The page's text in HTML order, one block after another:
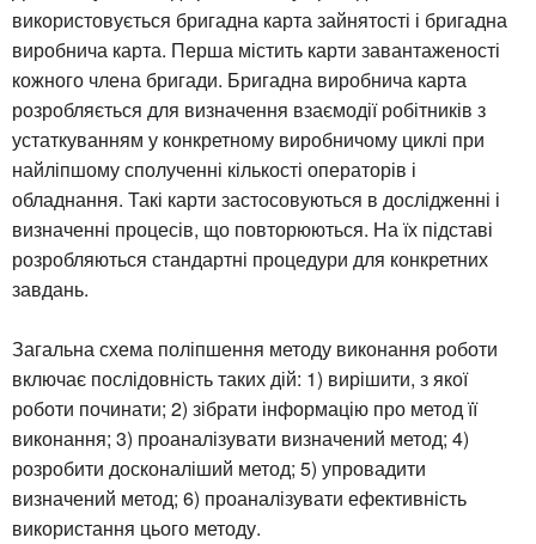
використовується бригадна карта зайнятості і бригадна
виробнича карта. Перша містить карти завантаженості
кожного члена бригади. Бригадна виробнича карта
розробляється для визначення взаємодії робітників з
устаткуванням у конкретному виробничому циклі при
найліпшому сполученні кількості операторів і
обладнання. Такі карти застосовуються в дослідженні і
визначенні процесів, що повторюються. На їх підставі
розробляються стандартні процедури для конкретних
завдань.
Загальна схема поліпшення методу виконання роботи
включає послідовність таких дій: 1) вирішити, з якої
роботи починати; 2) зібрати інформацію про метод її
виконання; 3) проаналізувати визначений метод; 4)
розробити досконаліший метод; 5) упровадити
визначений метод; 6) проаналізувати ефективність
використання цього методу.